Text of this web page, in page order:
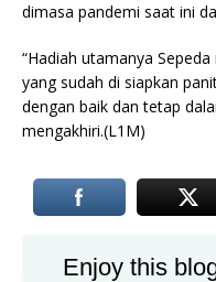
dimasa pandemi saat ini
“Hadiah utamanya
yang sudah di siapkan
dengan baik dan tetap
mengakhiri.(L1M)
Pembagian BPNT Desa
Enjoy this